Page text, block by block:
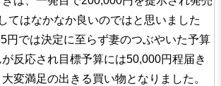
てはなかなか良いのではと思いました
円では決定に至らず妻のつぶやいた予算
反応され目標予算には50,000円程届き
変満足の出きる買い物となりました。